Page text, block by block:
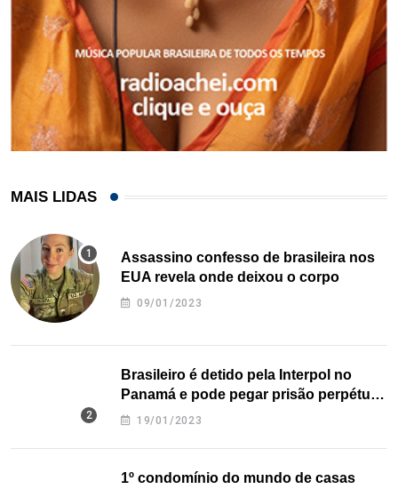
MAIS LIDAS
Assassino confesso de brasileira nos
EUA revela onde deixou o corpo
09/01/2023
Brasileiro é detido pela Interpol no
Panamá e pode pegar prisão perpétua
nos EUA
19/01/2023
1º condomínio do mundo de casas